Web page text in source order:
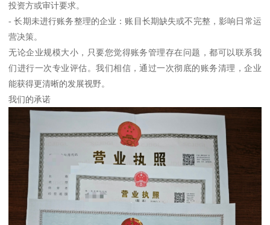
投资方或审计要求。
- 长期未进行账务整理的企业：账目长期缺失或不完整，影响日常运
营决策。
无论企业规模大小，只要您觉得账务管理存在问题，都可以联系我
们进行一次专业评估。我们相信，通过一次彻底的账务清理，企业
能获得更清晰的发展视野。
我们的承诺